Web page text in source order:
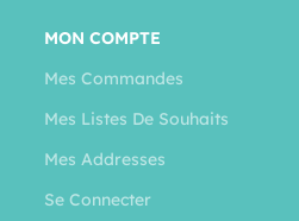
MON COMPTE
Mes Commandes
Mes Listes De Souhaits
Mes Addresses
Se Connecter